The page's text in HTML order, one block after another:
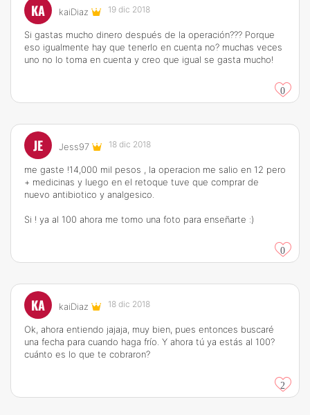
KA kaiDiaz 19 dic 2018
Si gastas mucho dinero después de la operación??? Porque
eso igualmente hay que tenerlo en cuenta no? muchas veces
uno no lo toma en cuenta y creo que igual se gasta mucho!
0
JE Jess97 18 dic 2018
me gaste !14,000 mil pesos , la operacion me salio en 12 pero
+ medicinas y luego en el retoque tuve que comprar de
nuevo antibiotico y analgesico.
Si ! ya al 100 ahora me tomo una foto para enseñarte :)
0
KA kaiDiaz 18 dic 2018
Ok, ahora entiendo jajaja, muy bien, pues entonces buscaré
una fecha para cuando haga frío. Y ahora tú ya estás al 100?
cuánto es lo que te cobraron?
2